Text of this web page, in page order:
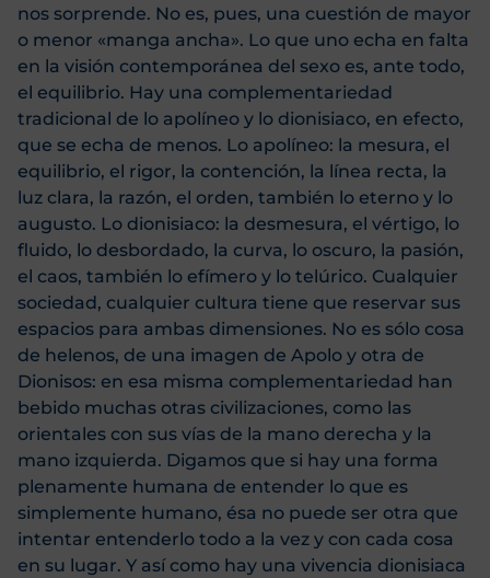
nos sorprende. No es, pues, una cuestión de mayor
o menor «manga ancha». Lo que uno echa en falta
en la visión contemporánea del sexo es, ante todo,
el equilibrio. Hay una complementariedad
tradicional de lo apolíneo y lo dionisiaco, en efecto,
que se echa de menos. Lo apolíneo: la mesura, el
equilibrio, el rigor, la contención, la línea recta, la
luz clara, la razón, el orden, también lo eterno y lo
augusto. Lo dionisiaco: la desmesura, el vértigo, lo
fluido, lo desbordado, la curva, lo oscuro, la pasión,
el caos, también lo efímero y lo telúrico. Cualquier
sociedad, cualquier cultura tiene que reservar sus
espacios para ambas dimensiones. No es sólo cosa
de helenos, de una imagen de Apolo y otra de
Dionisos: en esa misma complementariedad han
bebido muchas otras civilizaciones, como las
orientales con sus vías de la mano derecha y la
mano izquierda. Digamos que si hay una forma
plenamente humana de entender lo que es
simplemente humano, ésa no puede ser otra que
intentar entenderlo todo a la vez y con cada cosa
en su lugar. Y así como hay una vivencia dionisiaca